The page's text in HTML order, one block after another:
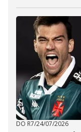
DO R7/24/07/2026